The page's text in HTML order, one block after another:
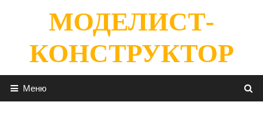
содержимомуМОДЕЛИСТ-
КОНСТРУКТОР
Меню